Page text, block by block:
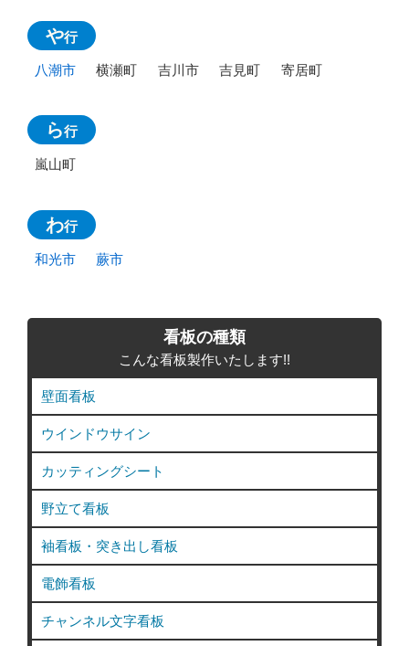
や行
八潮市 横瀬町 吉川市 吉見町 寄居町
ら行
嵐山町
わ行
和光市 蕨市
看板の種類
こんな看板製作いたします!!
壁面看板
ウインドウサイン
カッティングシート
野立て看板
袖看板・突き出し看板
電飾看板
チャンネル文字看板